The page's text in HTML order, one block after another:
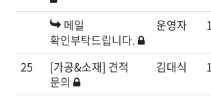
메일
확인부탁드립니다.
운영자
25 [가공&소재] 견적
문의
김대식